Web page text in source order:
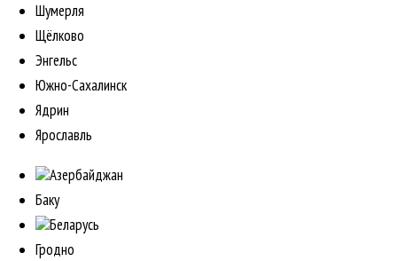
Шумерля
Щёлково
Энгельс
Южно-Сахалинск
Ядрин
Ярославль
Азербайджан
Баку
Беларусь
Гродно